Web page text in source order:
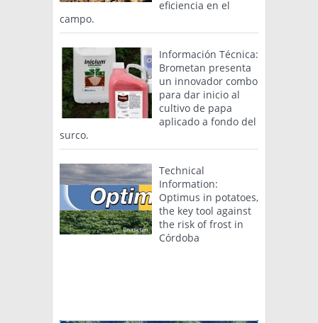
eficiencia en el
campo.
Información Técnica:
Brometan presenta
un innovador combo
para dar inicio al
cultivo de papa
aplicado a fondo del
surco.
Technical
Information:
Optimus in potatoes,
the key tool against
the risk of frost in
Córdoba